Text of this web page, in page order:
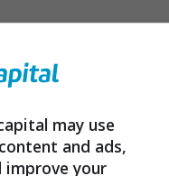
o impacto
, com condições mais
existem
pois nem todas
ao seu orçamento,
may use
and ads,
improve your